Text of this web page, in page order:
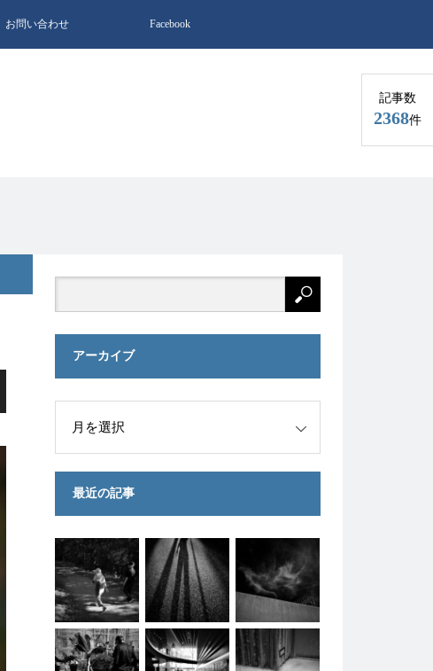
お問い合わせ Facebook
記事数
2368件
アーカイブ
最近の記事